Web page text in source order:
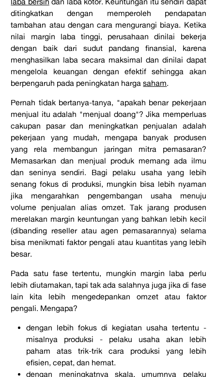
ditingkatkan dengan memperoleh pendapatan
tambahan atau dengan cara mengurangi biaya. Ketika
nilai margin laba tinggi, perusahaan dinilai bekerja
dengan baik dari sudut pandang finansial, karena
menghasilkan laba secara maksimal dan dinilai dapat
mengelola keuangan dengan efektif sehingga akan
berpengaruh pada peningkatan hargasaham.
Pernah tidak bertanya-tanya, "apakah benar pekerjaan
menjual itu adalah "menjual doang"? Jika memperluas
cakupan pasar dan meningkatkan penjualan adalah
pekerjaan yang mudah, mengapa banyak produsen
yang rela membangun jaringan mitra pemasaran?
Memasarkan dan menjual produk memang ada ilmu
dan seninya sendiri. Bagi pelaku usaha yang lebih
senang fokus di produksi, mungkin bisa lebih nyaman
jika mengarahkan pengembangan usaha menuju
volume penjualan alias omzet. Tak jarang produsen
merelakan margin keuntungan yang bahkan lebih kecil
(dibanding reseller atau agen pemasarannya) selama
bisa menikmati faktor pengali atau kuantitas yang lebih
besar.
Pada satu fase tertentu, mungkin margin laba perlu
lebih diutamakan, tapi tak ada salahnya juga jika di fase
lain kita lebih mengedepankan omzet atau faktor
pengali. Mengapa?
dengan lebih fokus di kegiatan usaha tertentu -
misalnya produksi - pelaku usaha akan lebih
paham atas trik-trik cara produksi yang lebih
efisien, cepat, dan hemat.
dengan meningkatnya skala, umumnya pelaku